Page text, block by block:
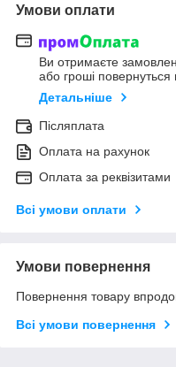
Умови оплати
Ви отримаєте
або гроші повернуться
Детальніше
Післяплата
Оплата на рахунок
Оплата за реквізитами
Всі умови оплати
Умови повернення
Повернення товару
Всі умови повернення